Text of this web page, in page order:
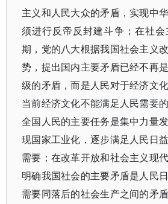
主义和人民大众的矛盾，实现中
须进行反帝反封建斗争；在社
期，党的八大根据我国社会主义
势，提出国内主要矛盾已经不再
级的矛盾，而是人民对于经济文
当前经济文化不能满足人民需要
全国人民的主要任务是集中力量
现国家工业化，逐步满足人民日
需要；在改革开放和社会主义现
明确我国社会的主要矛盾是人民
需要同落后的社会生产之间的矛